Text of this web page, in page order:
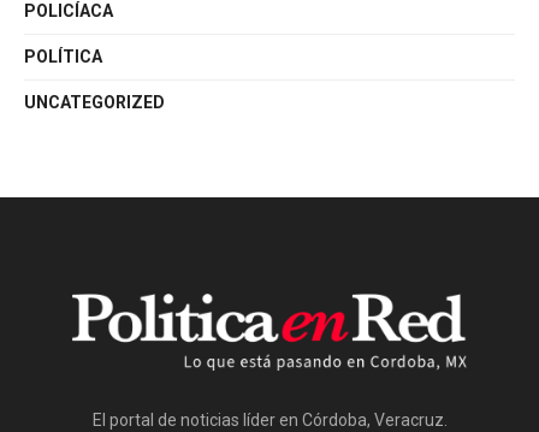
POLICÍACA
POLÍTICA
UNCATEGORIZED
El portal de noticias líder en Córdoba, Veracruz.